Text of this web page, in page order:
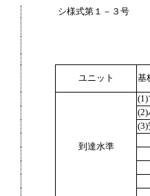
シ様式第１－３号
ユニット 基
到達水準
(2)
(3)